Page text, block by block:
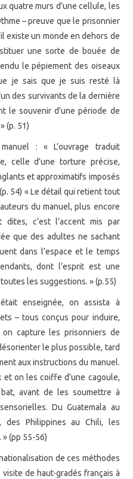
quatre murs d’une cellule, les
– preuve que le prisonnier
existe un monde en dehors de
une sorte de bouée de
le pépiement des oiseaux
je sais que je suis resté là
des survivants de la dernière
le souvenir d’une période de
(p. 51)
: « L’ouvrage traduit
celle d’une torture précise,
et approximatifs imposés
54) « Le détail qui retient tout
du manuel, plus encore
c’est l’accent mis par
que des adultes ne sachant
dans l’espace et le temps
dont l’esprit est une
les suggestions. » (p.55)
enseignée, on assista à
– tous conçus pour induire,
capture les prisonniers de
le plus possible, tard
aux instructions du manuel.
on les coiffe d’une cagoule,
avant de les soumettre à
Du Guatemala au
des Philippines au Chili, les
(pp 55-56)
de ces méthodes
de haut-gradés français à